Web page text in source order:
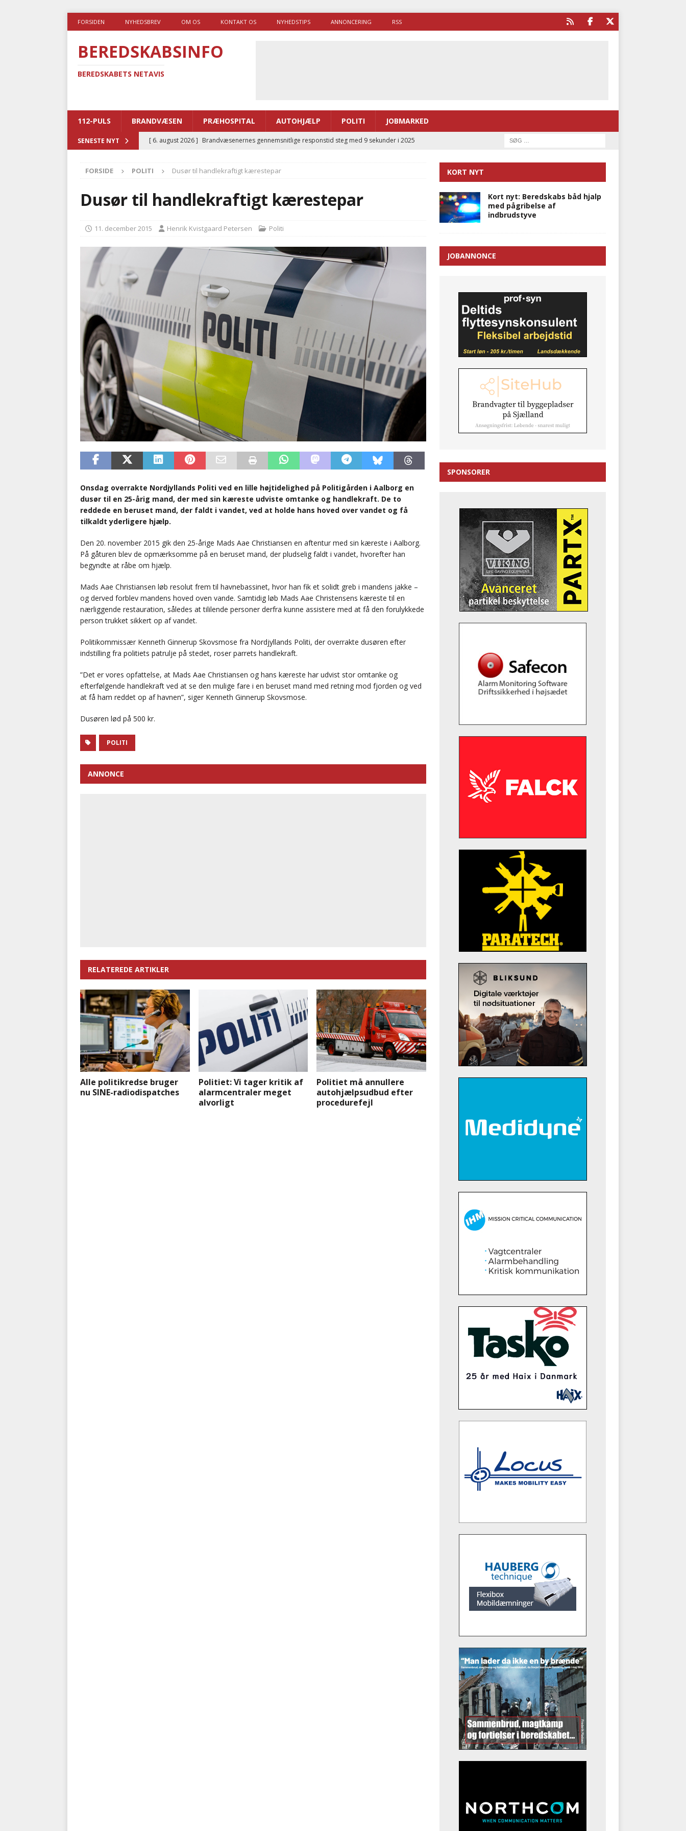
FORSIDEN NYHEDSBREV OM OS KONTAKT OS NYHEDSTIPS ANNONCERING RSS
BEREDSKABSINFO
BEREDSKABETS NETAVIS
112-PULS BRANDVÆSEN PRÆHOSPITAL AUTOHJÆLP POLITI JOBMARKED
SENESTE NYT [ 6. august 2026 ] Brandvæsenernes gennemsnitlige responstid steg med 9 sekunder i 2025
[ 5. august 2026 ] Advarer: Udløb af sygetransporttilladelser kan sende 400.000 kørsler over
i det offentlige
PRÆHOSPITAL
Ny ambulance og el-sygetransportvogn til Samsø
[ 4. august 2026 ] Brandvæsenerne brugte lidt længere tid på at komme af sted i 2025
[ 7. august 2026 ]
Branche kræver at beskyttelseskøretøjer bliver lovpligtige ved arbejde i
nødsporet
AUTOHJÆLP
FORSIDE POLITI Dusør til handlekraftigt kærestepar
Dusør til handlekraftigt kærestepar
11. december 2015 Henrik Kvistgaard Petersen Politi
Onsdag overrakte Nordjyllands Politi ved en lille højtidelighed på Politigården i Aalborg en
dusør til en 25-årig mand, der med sin kæreste udviste omtanke og handlekraft. De to
reddede en beruset mand, der faldt i vandet, ved at holde hans hoved over vandet og få
tilkaldt yderligere hjælp.
Den 20. november 2015 gik den 25-årige Mads Aae Christiansen en aftentur med sin kæreste i Aalborg.
På gåturen blev de opmærksomme på en beruset mand, der pludselig faldt i vandet, hvorefter han
begyndte at råbe om hjælp.
Mads Aae Christiansen løb resolut frem til havnebassinet, hvor han fik et solidt greb i mandens jakke –
og derved forblev mandens hoved oven vande. Samtidig løb Mads Aae Christensens kæreste til en
nærliggende restauration, således at tililende personer derfra kunne assistere med at få den forulykkede
person trukket sikkert op af vandet.
Politikommissær Kenneth Ginnerup Skovsmose fra Nordjyllands Politi, der overrakte dusøren efter
indstilling fra politiets patrulje på stedet, roser parrets handlekraft.
”Det er vores opfattelse, at Mads Aae Christiansen og hans kæreste har udvist stor omtanke og
efterfølgende handlekraft ved at se den mulige fare i en beruset mand med retning mod fjorden og ved
at få ham reddet op af havnen”, siger Kenneth Ginnerup Skovsmose.
Dusøren lød på 500 kr.
POLITI
ANNONCE
RELATEREDE ARTIKLER
Alle politikredse bruger
nu SINE-radiodispatches
Politiet: Vi tager kritik af
alarmcentraler meget
alvorligt
Politiet må annullere
autohjælpsudbud efter
procedurefejl
KORT NYT
Kort nyt: Beredskabs båd hjalp
med pågribelse af
indbrudstyve
JOBANNONCE
SPONSORER